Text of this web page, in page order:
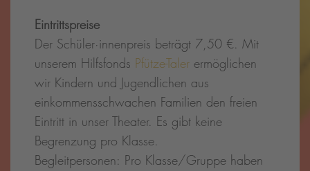
Eintrittspreise
Der Schüler·innenpreis beträgt 7,50 €. Mit
unserem Hilfsfonds Pfütze-Taler ermöglichen
wir Kindern und Jugendlichen aus
einkommensschwachen Familien den freien
Eintritt in unser Theater. Es gibt keine
Begrenzung pro Klasse.
Begleitpersonen: Pro Klasse/Gruppe haben